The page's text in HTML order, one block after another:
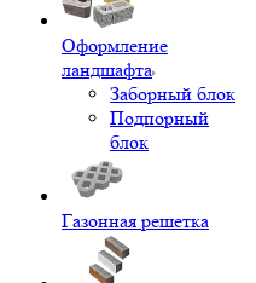
Оформление
ландшафта
Заборный блок
Подпорный
блок
Газонная решетка